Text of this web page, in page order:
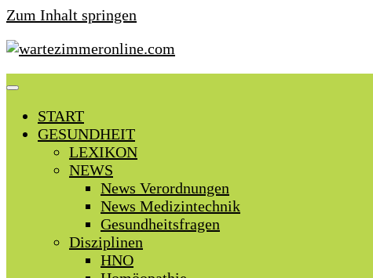
Zum Inhalt springen
START
GESUNDHEIT
LEXIKON
NEWS
News Verordnungen
News Medizintechnik
Gesundheitsfragen
Disziplinen
HNO